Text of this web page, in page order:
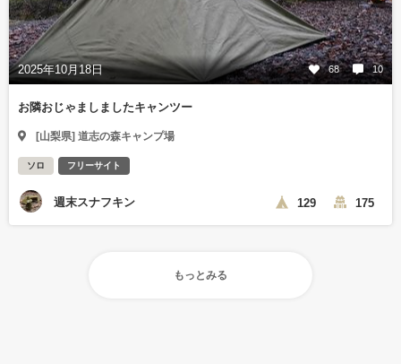
2025年10月18日 68 10
お隣おじゃましましたキャンツー
[山梨県] 道志の森キャンプ場
ソロ フリーサイト
週末スナフキン 129 175
もっとみる